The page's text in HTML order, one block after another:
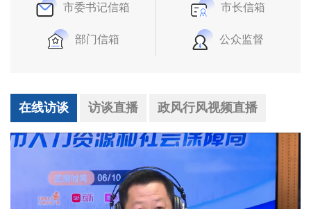
市委书记信箱 市长信箱
部门信箱 公众监督
在线访谈 访谈直播 政风行风视频直播